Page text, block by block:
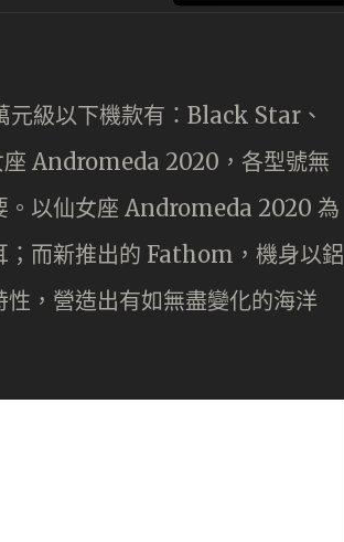
級以下機款有：Black Star、
Andromeda 2020，各型號無
。以仙女座 Andromeda 2020 為
；而新推出的 Fathom，機身以鋁
，營造出有如無盡變化的海洋